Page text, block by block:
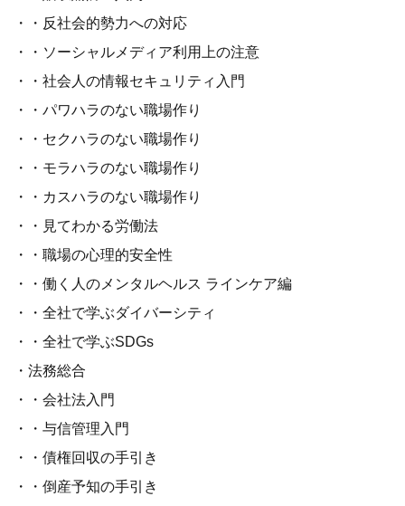
・・反社会的勢力への対応
・・ソーシャルメディア利用上の注意
・・社会人の情報セキュリティ入門
・・パワハラのない職場作り
・・セクハラのない職場作り
・・モラハラのない職場作り
・・カスハラのない職場作り
・・見てわかる労働法
・・職場の心理的安全性
・・働く人のメンタルヘルス ラインケア編
・・全社で学ぶダイバーシティ
・・全社で学ぶSDGs
・法務総合
・・会社法入門
・・与信管理入門
・・債権回収の手引き
・・倒産予知の手引き